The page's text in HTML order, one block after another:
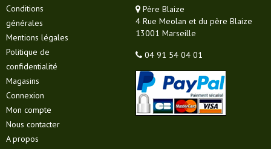
Conditions
générales
Mentions légales
Politique de
confidentialité
Magasins
Connexion
Mon compte
Nous contacter
A propos
Père Blaize
4 Rue Meolan et du père Blaize
13001 Marseille
04 91 54 04 01